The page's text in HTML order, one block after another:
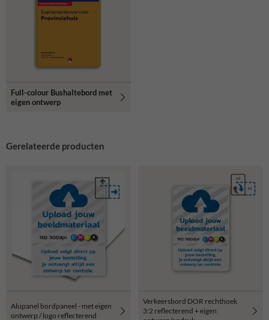
Full-colour Bushaltebord met
eigen ontwerp
Gerelateerde producten
Alupanel bordpaneel - met eigen
ontwerp / logo reflecterend
Verkeersbord DOR rechthoek
3:2 reflecterend + eigen